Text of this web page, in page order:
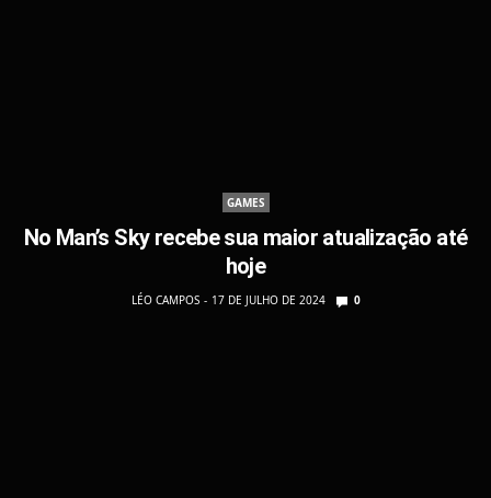
GAMES
No Man’s Sky recebe sua maior atualização até
hoje
LÉO CAMPOS 17 DE JULHO DE 2024 0